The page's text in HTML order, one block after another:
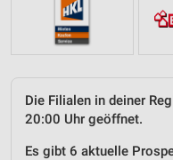
Die Filialen in deiner
20:00 Uhr geöffnet.
Es gibt 6 aktuelle